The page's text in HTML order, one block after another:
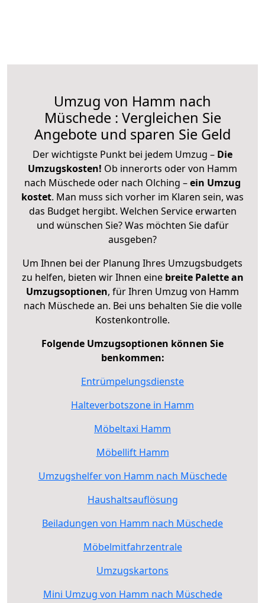
Umzug von Hamm nach
Müschede : Vergleichen Sie
Angebote und sparen Sie Geld
Der wichtigste Punkt bei jedem Umzug – Die
Umzugskosten! Ob innerorts oder von Hamm
nach Müschede oder nach Olching –ein Umzug
kostet. Man muss sich vorher im Klaren sein, was
das Budget hergibt. Welchen Service erwarten
und wünschen Sie? Was möchten Sie dafür
ausgeben?
Um Ihnen bei der Planung Ihres Umzugsbudgets
zu helfen, bieten wir Ihnen eine breite Palette an
Umzugsoptionen, für Ihren Umzug von Hamm
nach Müschede an. Bei uns behalten Sie die volle
Kostenkontrolle.
Folgende Umzugsoptionen können Sie
benkommen:
Entrümpelungsdienste
Halteverbotszone in Hamm
Möbeltaxi Hamm
Möbellift Hamm
Umzugshelfer von Hamm nach Müschede
Haushaltsauflösung
Beiladungen von Hamm nach Müschede
Möbelmitfahrzentrale
Umzugskartons
Mini Umzug von Hamm nach Müschede